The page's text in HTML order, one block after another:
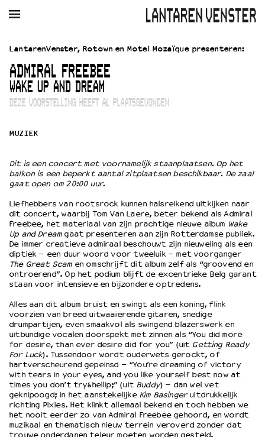
AGENDA FILM MUZIEK RESTAURANT VERHUUR
Winkelmandje
Zoek
PLAN JE BEZOEK
Bereikbaarheid
Schoolvoorstellingen
Filmprogramma’s Primair Onderwijs
Filmprogramma’s VO/MBO
Speciale educatieprogramma’s
Wat we doen
Werken bij
Wie is wie
Word vriend
Historie
Partners
Huisregels
Privacyverklaring
Integriteits- en gedragscode
LantarenVenster, Rotown en Motel Mozaïque presenteren:
ADMIRAL FREEBEE
WAKE UP AND DREAM
DEZE VOORSTELLING HEEFT AL PLAATSGEVONDEN
MUZIEK
Dit is een concert met voornamelijk staanplaatsen. Op het
balkon is een beperkt aantal zitplaatsen beschikbaar. De zaal
gaat open om 20:00 uur.
Liefhebbers van rootsrock kunnen halsreikend uitkijken naar
dit concert, waarbij Tom Van Laere, beter bekend als Admiral
Freebee, het materiaal van zijn prachtige nieuwe album Wake
Up and Dreamgaat presenteren aan zijn Rotterdamse publiek.
De immer creatieve admiraal beschouwt zijn nieuweling als een
diptiek – een duur woord voor tweeluik – met voorganger
The Great Scamen omschrijft dit album zelf als “groovend en
ontroerend”. Op het podium blijft de excentrieke Belg garant
staan voor intensieve en bijzondere optredens.
Alles aan dit album bruist en swingt als een koning, flink
voorzien van breed uitwaaierende gitaren, snedige
drumpartijen, even smaakvol als swingend blazerswerk en
uitbundige vocalen doorspekt met zinnen als “You did more
for desire, than ever desire did for you” (uit Getting Ready
For Luck). Tussendoor wordt ouderwets gerockt, of
hartverscheurend gepeinsd – “You’re dreaming of victory
with tears in your eyes, and you like yourself best now at
times you don’t try&hellip;” (uit Buddy) – dan wel vet
geknipoogd; in het aanstekelijke Kim Basingeruitdrukkelijk
richting Pixies. Het klinkt allemaal bekend en toch hebben we
het nooit eerder zo van Admiral Freebee gehoord, en wordt
muzikaal en thematisch nieuw terrein veroverd zonder dat
trouwe onderdanen teleur moeten worden gesteld.